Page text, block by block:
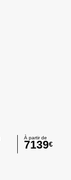
À partir de
7139€